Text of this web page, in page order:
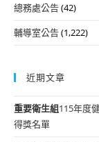
總務處公告(42)
輔導室公告(1,222)
近期文章
重要衛生組115年度
得獎名單